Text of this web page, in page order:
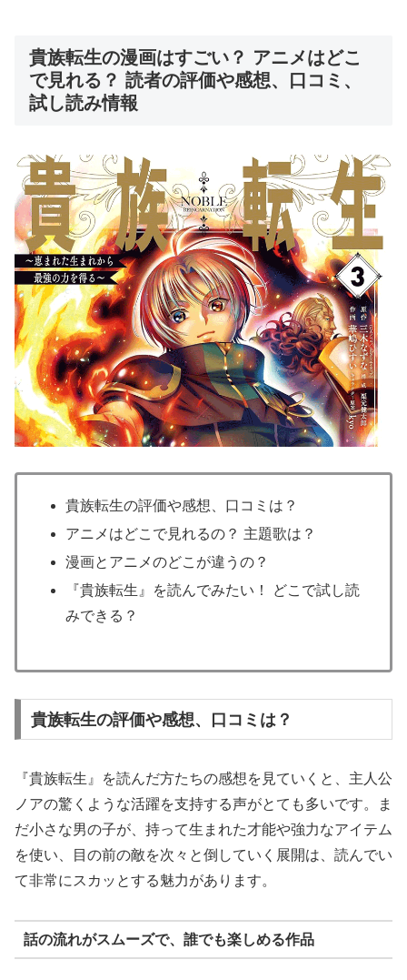
貴族転生の漫画はすごい？ アニメはどこ
で見れる？ 読者の評価や感想、口コミ、
試し読み情報
貴族転生の評価や感想、口コミは？
アニメはどこで見れるの？ 主題歌は？
漫画とアニメのどこが違うの？
『貴族転生』を読んでみたい！ どこで試し読
みできる？
貴族転生の評価や感想、口コミは？
『貴族転生』を読んだ方たちの感想を見ていくと、主人公
ノアの驚くような活躍を支持する声がとても多いです。ま
だ小さな男の子が、持って生まれた才能や強力なアイテム
を使い、目の前の敵を次々と倒していく展開は、読んでい
て非常にスカッとする魅力があります。
話の流れがスムーズで、誰でも楽しめる作品